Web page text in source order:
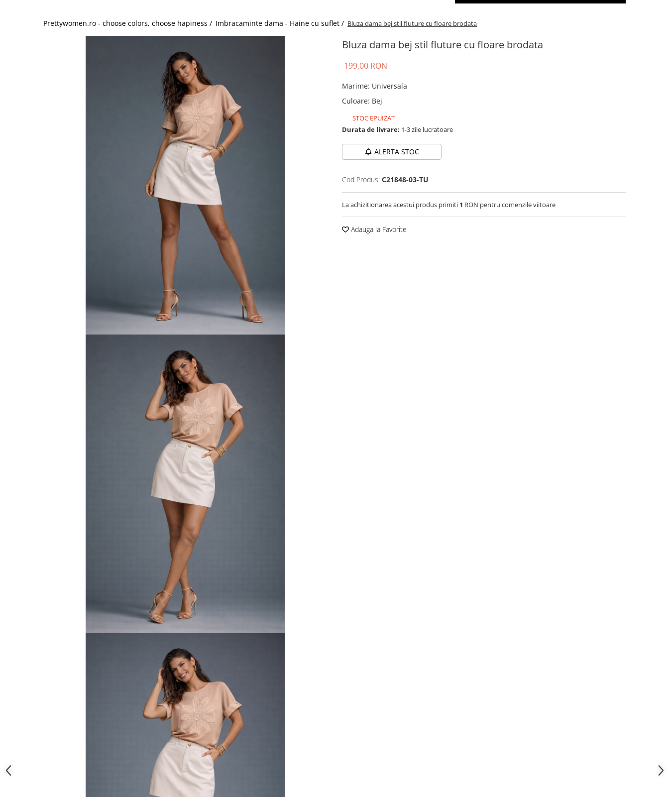
Prettywomen.ro - choose colors, choose hapiness / Imbracaminte dama - Haine cu suflet / Bluza dama bej stil fluture cu floare brodata
Bluza dama bej stil fluture cu floare brodata
199,00 RON
Marime: Universala
Culoare: Bej
STOC EPUIZAT
Durata de livrare: 1-3 zile lucratoare
ALERTA STOC
Cod Produs: C21848-03-TU
La achizitionarea acestui produs primiti 1 RON pentru comenzile viitoare
Adauga la Favorite